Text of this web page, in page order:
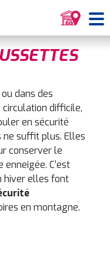
dans des
difficile,
en sécurité
ne suffit plus. Elles
conserver le
C’est
hiver elles font
en montagne.